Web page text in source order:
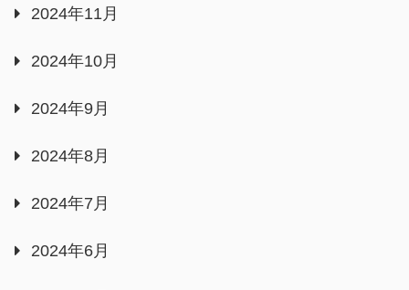
2024年11月
2024年10月
2024年9月
2024年8月
2024年7月
2024年6月